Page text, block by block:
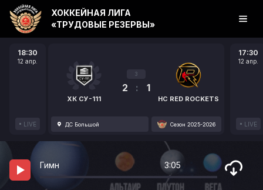
18:30
12 апр.
LIVE
ХК СУ-111
3
2 : 1
HC RED ROCKETS
ДС Большой Сезон 2025-2026
17:30
12 апр.
LIVE
ХОККЕЙНАЯ ЛИГА
«ТРУДОВЫЕ РЕЗЕРВЫ»
Гимн 3:05